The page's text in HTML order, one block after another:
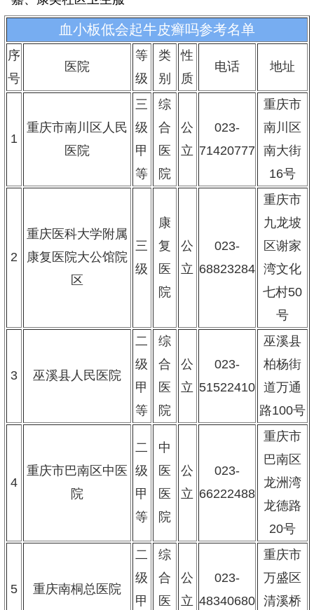
血小板低会起牛皮癣吗参考名单
序
号
医院
等
级
类
别
性
质
电话 地址
1
重庆市南川区人民
医院
三
级
甲
等
综
合
医
院
公
立
023-
71420777
重庆市
南川区
南大街
16号
2
重庆医科大学附属
康复医院大公馆院
区
三
级
康
复
医
院
公
立
023-
68823284
重庆市
九龙坡
区谢家
湾文化
七村50
号
3 巫溪县人民医院
二
级
甲
等
综
合
医
院
公
立
023-
51522410
巫溪县
柏杨街
道万通
路100号
4
重庆市巴南区中医
院
二
级
甲
等
中
医
医
院
公
立
023-
66222488
重庆市
巴南区
龙洲湾
龙德路
20号
5 重庆南桐总医院
二
级
甲
综
合
医
公
立
023-
48340680
重庆市
万盛区
清溪桥